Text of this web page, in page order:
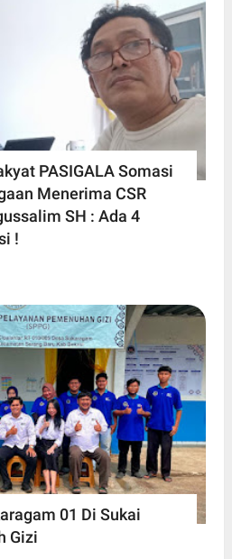
PASIGALA Somasi
Menerima CSR
SH : Ada 4
!
01 Di Sukai
Gizi